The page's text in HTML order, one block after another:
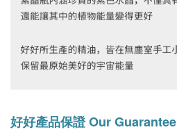
好好產品保證 Our Guarantee